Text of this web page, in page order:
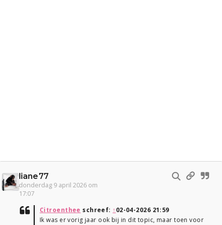
liane77
donderdag 9 april 2026 om
17:07
Citroenthee schreef: ↑02-04-2026 21:59
Ik was er vorig jaar ook bij in dit topic, maar toen voor